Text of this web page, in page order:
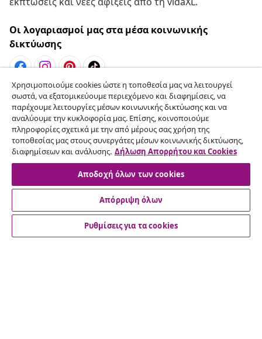
Οι λογαριασμοί μας στα μέσα κοινωνικής
δικτύωσης
Υπαναχώρηση από τη σύμβαση
Υποβάλετε αίτημα υπαναχώρησης για την
παραγγελία σας.
Υπαναχώρηση από τη σύμβαση
Εξυπηρέτηση πελατών
Χρησιμοποιούμε cookies ώστε η τοποθεσία μας να λειτουργεί
σωστά, να εξατομικεύουμε περιεχόμενο και διαφημίσεις, να
παρέχουμε λειτουργίες μέσων κοινωνικής δικτύωσης και να
αναλύουμε την κυκλοφορία μας. Επίσης, κοινοποιούμε
πληροφορίες σχετικά με την από μέρους σας χρήση της
τοποθεσίας μας στους συνεργάτες μέσων κοινωνικής δικτύωσης,
διαφημίσεων και ανάλυσης. Δήλωση Απορρήτου και Cookies
Αποδοχή όλων των cookies
Απόρριψη όλων
Ρυθμίσεις για τα cookies